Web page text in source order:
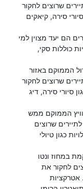
שרוצים לחקור
סירה, קיאקים
הם יעד מצוין למי
כוללות סקי,
הממוקם באזור
שרוצים לחקור
סיורי סירה, דיג
הממוקם ממש
שרוצים
כגון טיולי
במחוז ונטו
לחקור את
אטרקציות